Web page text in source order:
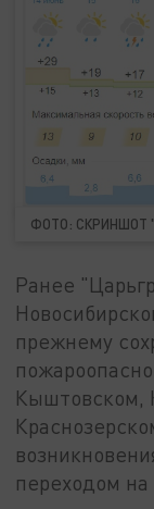
ФОТО: СКРИНШОТ
Ранее
прежнему
Кыштовском,
переходом